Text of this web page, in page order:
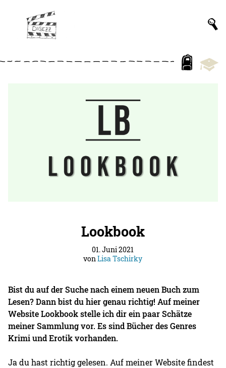
Lookbook
01. Juni 2021
vonLisa Tschirky
Bist du auf der Suche nach einem neuen Buch zum
Lesen? Dann bist du hier genau richtig! Auf meiner
Website Lookbook stelle ich dir ein paar Schätze
meiner Sammlung vor. Es sind Bücher des Genres
Krimi und Erotik vorhanden.
Ja du hast richtig gelesen. Auf meiner Website findest